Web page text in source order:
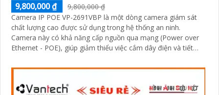
9,800,000 ₫
9,800,000 ₫
Camera IP POE VP-2691VBP là một dòng camera giám sát
chất lượng cao được sử dụng trong hệ thống an ninh.
Camera này có khả năng cấp nguồn qua mạng (Power over
Ethernet - POE), giúp giảm thiểu việc cắm dây điện và tiết